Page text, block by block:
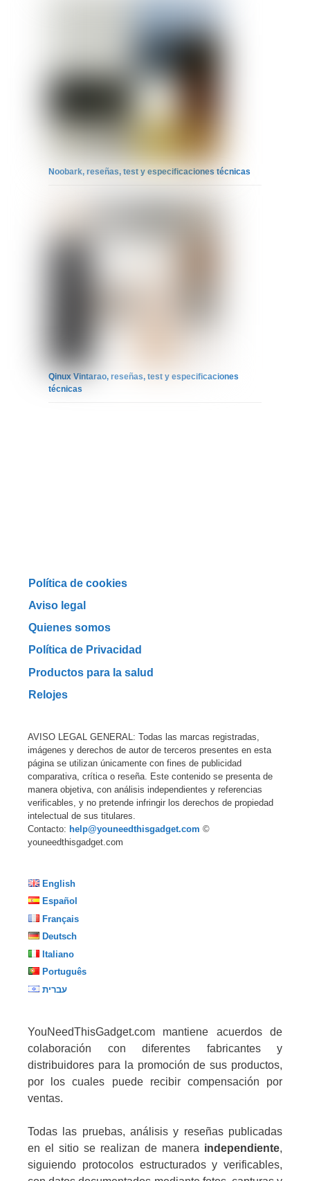
Noobark, reseñas, test y especificaciones técnicas
Qinux Vintarao, reseñas, test y especificaciones
técnicas
Política de cookies
Aviso legal
Quienes somos
Política de Privacidad
Productos para la salud
Relojes
AVISO LEGAL GENERAL: Todas las marcas registradas,
imágenes y derechos de autor de terceros presentes en esta
página se utilizan únicamente con fines de publicidad
comparativa, crítica o reseña. Este contenido se presenta de
manera objetiva, con análisis independientes y referencias
verificables, y no pretende infringir los derechos de propiedad
intelectual de sus titulares.
Contacto: help@youneedthisgadget.com ©
youneedthisgadget.com
English
Español
Français
Deutsch
Italiano
Português
עברית
YouNeedThisGadget.com mantiene acuerdos de
colaboración con diferentes fabricantes y
distribuidores para la promoción de sus productos,
por los cuales puede recibir compensación por
ventas.
Todas las pruebas, análisis y reseñas publicadas
en el sitio se realizan de manera independiente,
siguiendo protocolos estructurados y verificables,